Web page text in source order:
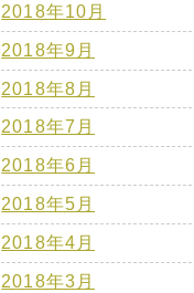
2018年10月
2018年9月
2018年8月
2018年7月
2018年6月
2018年5月
2018年4月
2018年3月